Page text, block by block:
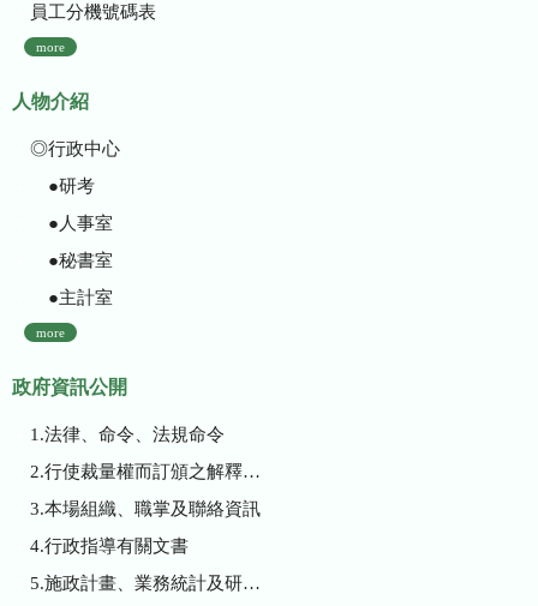
員工分機號碼表
more
人物介紹
◎行政中心
●研考
●人事室
●秘書室
●主計室
more
政府資訊公開
1.法律、命令、法規命令
2.行使裁量權而訂頒之解釋性規定及裁量基準
3.本場組織、職掌及聯絡資訊
4.行政指導有關文書
5.施政計畫、業務統計及研究報告